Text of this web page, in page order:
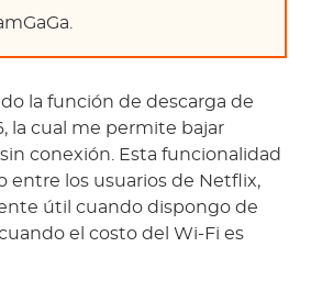
la función de descarga de
la cual me permite bajar
conexión. Esta funcionalidad
entre los usuarios de Netflix,
útil cuando dispongo de
el costo del Wi-Fi es